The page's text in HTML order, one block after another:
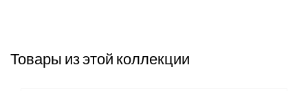
Товары из этой коллекции